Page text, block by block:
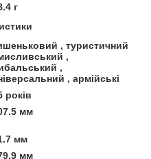
г
, туристичний
,
,
, армійські
років
мм
мм
мм